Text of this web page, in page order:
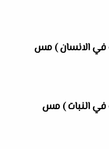
في الانسان ) مس
في النبات ) مس